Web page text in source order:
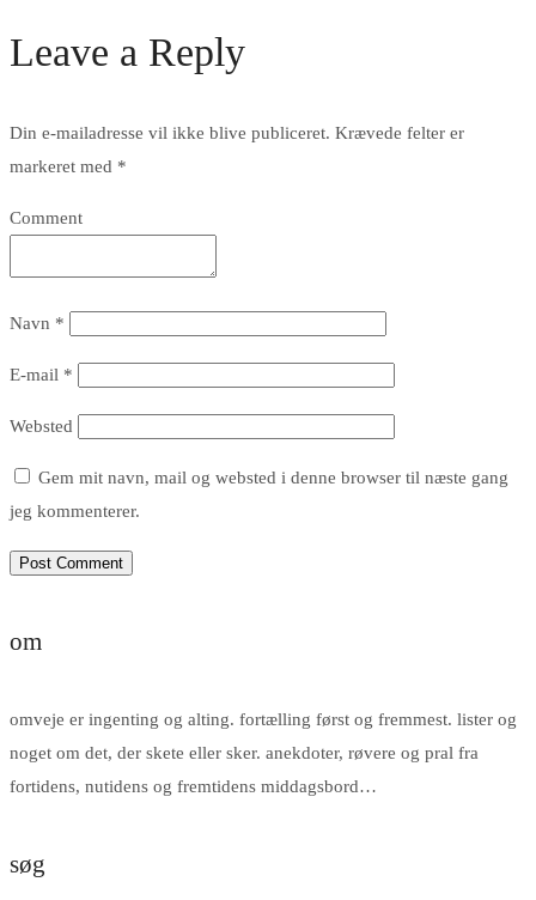
Leave a Reply
Din e-mailadresse vil ikke blive publiceret. Krævede felter er
markeret med *
Comment
Navn *
E-mail *
Websted
Gem mit navn, mail og websted i denne browser til næste gang
jeg kommenterer.
om
omveje er ingenting og alting. fortælling først og fremmest. lister og
noget om det, der skete eller sker. anekdoter, røvere og pral fra
fortidens, nutidens og fremtidens middagsbord…
søg